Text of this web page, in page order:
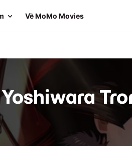
Về MoMo Movies